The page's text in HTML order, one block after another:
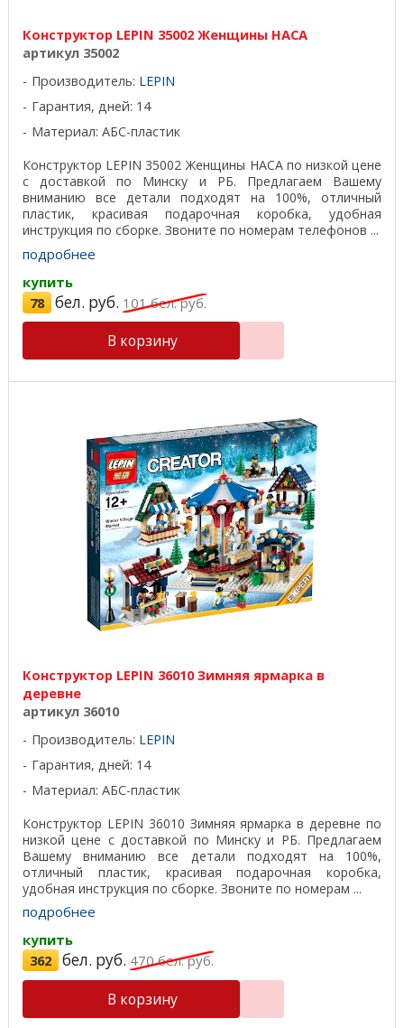
Конструктор LEPIN 35002 Женщины НАСА
артикул 35002
Производитель: LEPIN
Гарантия, дней: 14
Материал: АБС-пластик
Конструктор LEPIN 35002 Женщины НАСА по низкой цене
с доставкой по Минску и РБ. Предлагаем Вашему
вниманию все детали подходят на 100%, отличный
пластик, красивая подарочная коробка, удобная
инструкция по сборке. Звоните по номерам телефонов ...
подробнее
купить
78 бел. руб. 101бел. руб.
В корзину
Конструктор LEPIN 36010 Зимняя ярмарка в
деревне
артикул 36010
Производитель: LEPIN
Гарантия, дней: 14
Материал: АБС-пластик
Конструктор LEPIN 36010 Зимняя ярмарка в деревне по
низкой цене с доставкой по Минску и РБ. Предлагаем
Вашему вниманию все детали подходят на 100%,
отличный пластик, красивая подарочная коробка,
удобная инструкция по сборке. Звоните по номерам ...
подробнее
купить
362 бел. руб. 470бел. руб.
В корзину